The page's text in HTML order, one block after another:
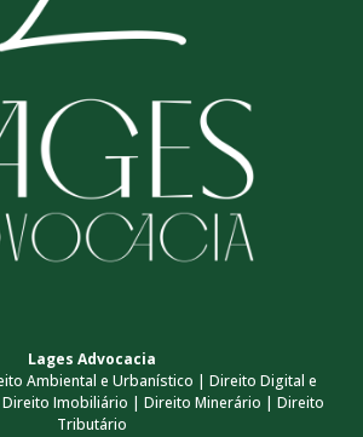
Lages Advocacia
Ambiental e Urbanístico | Direito Digital e
Imobiliário | Direito Minerário | Direito
Tributário